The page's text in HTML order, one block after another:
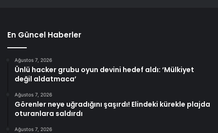
En Güncel Haberler
Ağustos 7, 2026
Ünlü hacker grubu oyun devini hedef aldı: ‘Mülkiyet
değil aldatmaca’
Ağustos 7, 2026
Görenler neye uğradığını şaşırdı! Elindeki kürekle plajda
oturanlara saldırdı
Ağustos 7, 2026